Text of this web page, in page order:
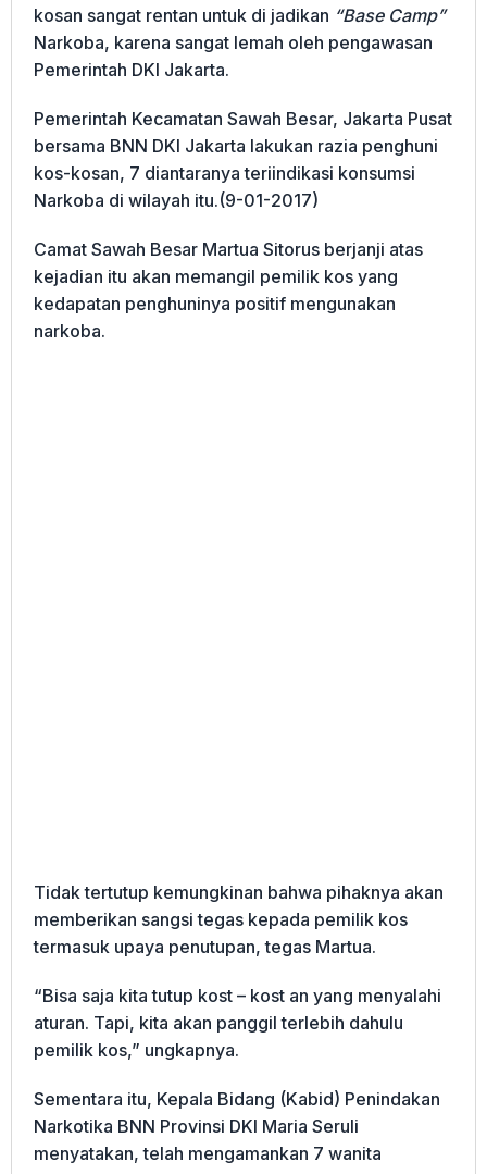
kosan sangat rentan untuk di jadikan “Base Camp”
Narkoba, karena sangat lemah oleh pengawasan
Pemerintah DKI Jakarta.
Pemerintah Kecamatan Sawah Besar, Jakarta Pusat
bersama BNN DKI Jakarta lakukan razia penghuni
kos-kosan, 7 diantaranya teriindikasi konsumsi
Narkoba di wilayah itu.(9-01-2017)
Camat Sawah Besar Martua Sitorus berjanji atas
kejadian itu akan memangil pemilik kos yang
kedapatan penghuninya positif mengunakan
narkoba.
Tidak tertutup kemungkinan bahwa pihaknya akan
memberikan sangsi tegas kepada pemilik kos
termasuk upaya penutupan, tegas Martua.
“Bisa saja kita tutup kost – kost an yang menyalahi
aturan. Tapi, kita akan panggil terlebih dahulu
pemilik kos,” ungkapnya.
Sementara itu, Kepala Bidang (Kabid) Penindakan
Narkotika BNN Provinsi DKI Maria Seruli
menyatakan, telah mengamankan 7 wanita